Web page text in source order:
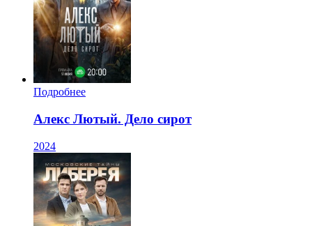
Подробнее
Алекс Лютый. Дело сирот
2024